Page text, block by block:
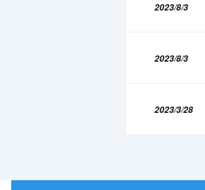
2023/8/3
2023/8/3
2023/3/28